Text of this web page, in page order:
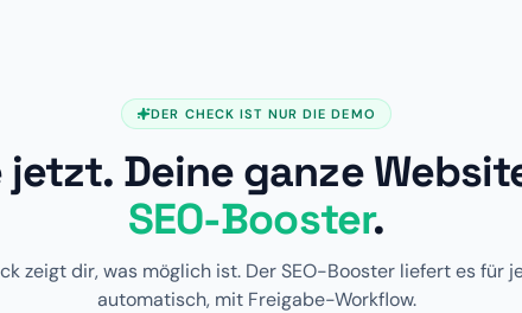
DER CHECK IST NUR DIE DEMO
jetzt. Deine ganze
SEO-Booster.
zeigt dir, was möglich ist. Der SEO-Booster liefert es für
automatisch, mit Freigabe-Workflow.